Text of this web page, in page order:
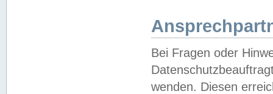
Bei Fragen oder
wenden. Diesen